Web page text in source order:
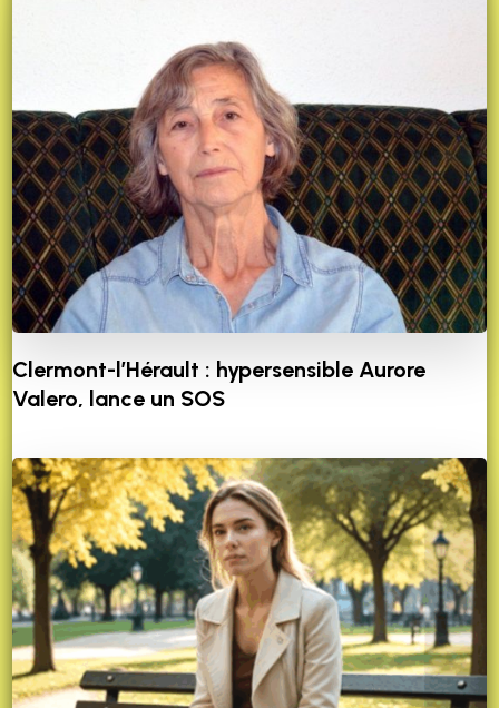
Clermont-l’Hérault : hypersensible Aurore
Valero, lance un SOS